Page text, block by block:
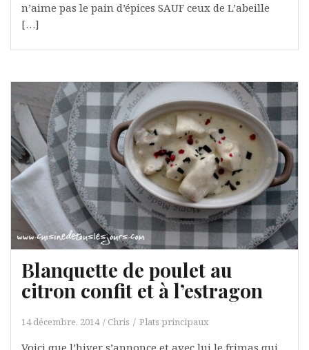
n’aime pas le pain d’épices SAUF ceux de L’abeille
[…]
Blanquette de poulet au
citron confit et à l’estragon
14 décembre, 2014 Chris Plats principaux